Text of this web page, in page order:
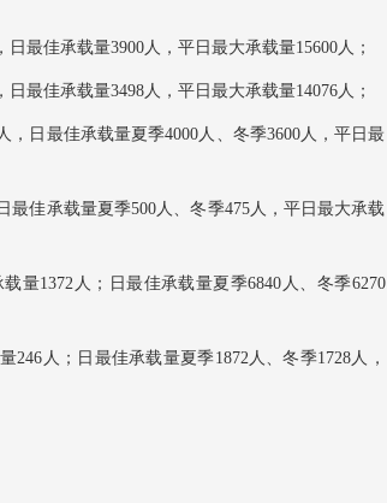
最佳承载量3900人，平日最大承载量15600人；
最佳承载量3498人，平日最大承载量14076人；
日最佳承载量夏季4000人、冬季3600人，平日最
佳承载量夏季500人、冬季475人，平日最大承载
量1372人；日最佳承载量夏季6840人、冬季6270
冬季15092人；
人；日最佳承载量夏季1872人、冬季1728人，